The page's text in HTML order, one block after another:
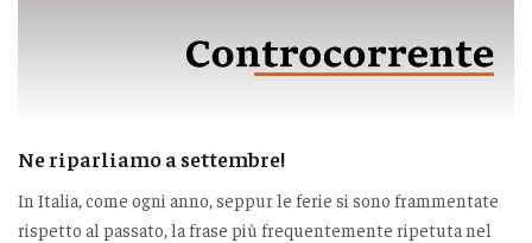
Ne riparliamo a settembre!
In Italia, come ogni anno, seppur le ferie si sono frammentate
rispetto al passato, la frase più frequentemente ripetuta nel